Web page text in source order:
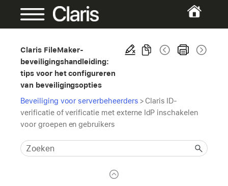
Claris FileMaker-
beveiligingshandleiding:
tips voor het configureren
van beveiligingsopties
Beveiliging voor serverbeheerders > Claris ID-
verificatie of verificatie met externe IdP inschakelen
voor groepen en gebruikers